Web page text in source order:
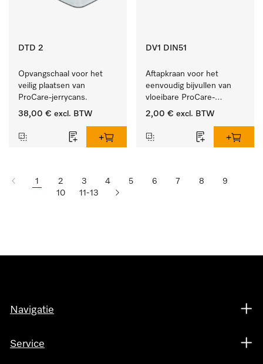
DTD 2
Opvangschaal voor het
veilig plaatsen van
ProCare-jerrycans.
38,00 € excl. BTW
DV1 DIN51
Aftapkraan voor het
eenvoudig bijvullen van
vloeibare ProCare-
producten.
2,00 € excl. BTW
1 2 3 4 5 6 7 8
9
10
11-13
Navigatie
Service